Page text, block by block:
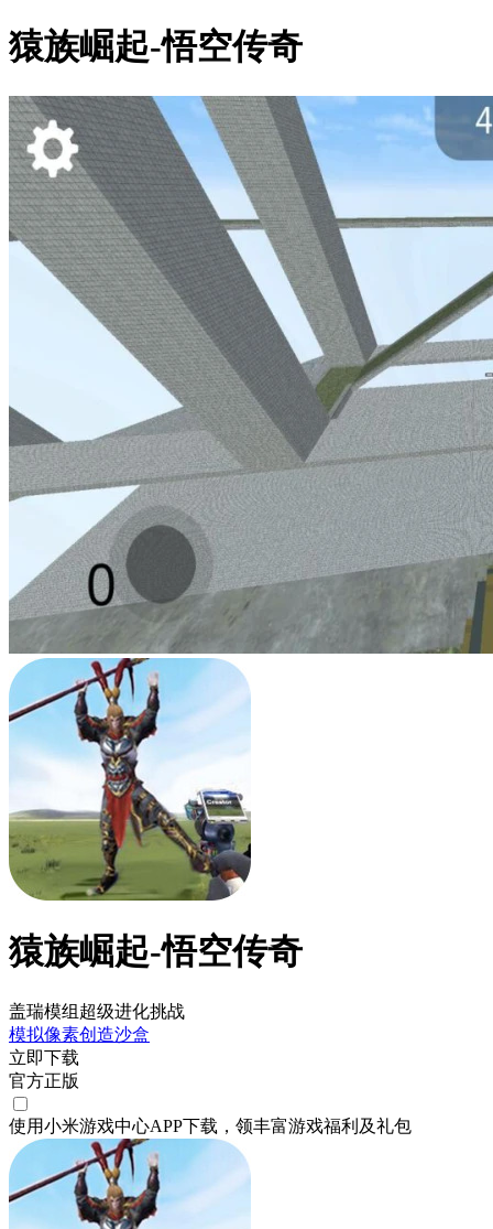
猿族崛起-悟空传奇
猿族崛起-悟空传奇
盖瑞模组超级进化挑战
模拟像素创造沙盒
立即下载
官方正版
使用小米游戏中心APP下载 ，领丰富游戏福利 及礼包